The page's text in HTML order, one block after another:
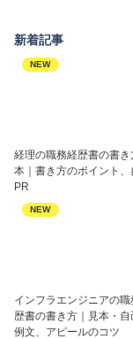
新着記事
NEW
経理の職務経歴書の書き
本｜書き方のポイント、
PR
NEW
インフラエンジニアの職
歴書の書き方｜見本・自
例文、アピールのコツ